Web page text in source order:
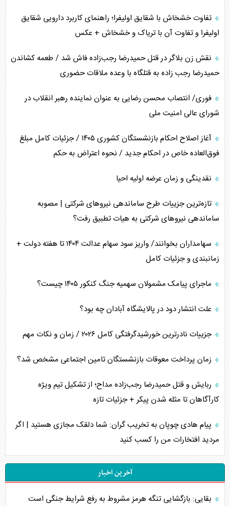
محدودیت صادرات نفت عربستان
پشت‌پرده خشم ترامپ از رسانه‌های منتقد
چگونه مقاومت صحنه جنگ را تغییر می‌دهد؟
جنگ رمضان و معضل حضور نظامیان آمریکایی
تحلیل جامع پدیده تراستی‌ها
تأثیر جنگ ایران و آمریکا بر اقتصاد جهانی
تفاوت خشخاش با شقایق اولیفرا؛ راهنمای کاربرد دارویی شقایق
اولیفرا و تفاوت آن با تریاک و خشخاش + عکس
نقش زن بلاگر در قتل حمیدرضا رجب‌زاده فاش شد / طعمه کشاندن
حمیدرضا رجب زاده به قتلگاه با وعده ملاقات حضوری
فوری/ انتصاب محسن رضایی به عنوان نماینده رهبر انقلاب در
شورای عالی امنیت ملی
آغاز اصلاح احکام بازنشستگان کشوری ۱۴۰۵ / جزئیات کامل مبلغ
فوق‌العاده خاص در احکام جدید / نحوه اعتراض به حکم
نقدینگی و زمان عرضه اولیه احیا
تازه‌ترین جزییات طرح ساماندهی نیرو‌های شرکتی | مصوبه
ساماندهی نیرو‌های شرکتی به هیات تطبیق رفت؟
سهامداران بخوانند/ واریز سود سهام عدالت ۱۴۰۴ تا هفته دولت +
زمانبندی و جزئیات کامل
ماجرای پیامک مشمولان سهمیه جنگ کنکور ۱۴۰۵ چیست؟
علت انتشار دود در پالایشگاه آبادان چه بود؟
جزییات نادرترین خورشیدگرفتگی کامل ۲۰۲۶ / زمان و نکات مهم
زمان پرداخت معوقات بازنشستگان تامین اجتماعی مشخص شد؟
ربایش و قتل حمیدرضا رجب‌زاده مداح؛ از تشکیل تیم ویژه
کارآگاهان تا مثله شدن پیکر + جزئیات تازه
پیام هادی چوپان به تخریب گران: شما دلقک مجازی هستید | اگر
مردید افتخارات من را کسب کنید
آخرین اخبار
بقایی: بازگشایی تنگه هرمز مشروط به رفع شرایط جنگی است